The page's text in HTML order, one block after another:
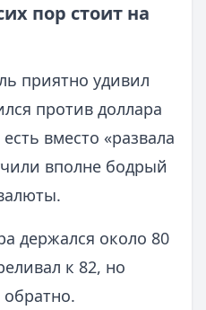
пор стоит на
приятно удивил
против доллара
вместо «развала
вполне бодрый
держался около 80
к 82, но